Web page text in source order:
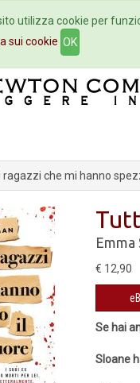
Autori
ragazzi che mi hanno
Emma
€ 12,90
Se hai
Sloane
utilizza cookie per
sui cookie OK